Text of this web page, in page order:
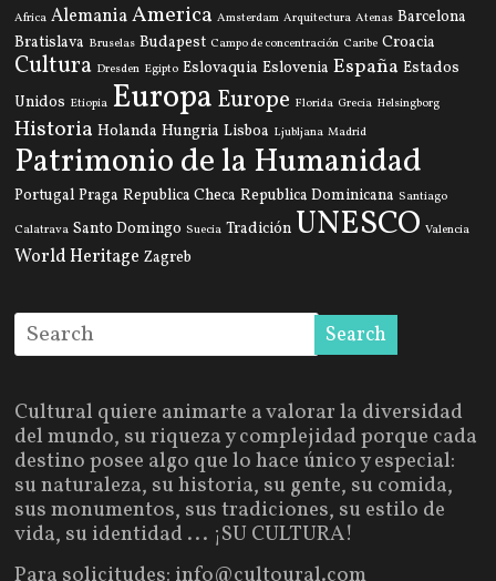
Africa Alemania America Amsterdam Arquitectura Atenas Barcelona
Bratislava Bruselas Budapest Campo de concentración Caribe Croacia
Cultura Dresden Egipto Eslovaquia Eslovenia España Estados
Unidos Etiopia Europa Europe Florida Grecia Helsingborg
Historia Holanda Hungria Lisboa Ljubljana Madrid
Patrimonio de la Humanidad
Portugal Praga Republica Checa Republica Dominicana Santiago
Calatrava Santo Domingo Suecia Tradición UNESCO Valencia
World Heritage Zagreb
Cultural quiere animarte a valorar la diversidad
del mundo, su riqueza y complejidad porque cada
destino posee algo que lo hace único y especial:
su naturaleza, su historia, su gente, su comida,
sus monumentos, sus tradiciones, su estilo de
vida, su identidad ... ¡SU CULTURA!